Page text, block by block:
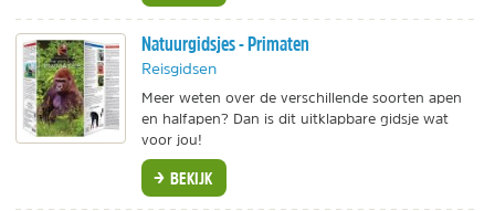
Natuurgidsjes - Primaten
Reisgidsen
Meer weten over de verschillende soorten apen
en halfapen? Dan is dit uitklapbare gidsje wat
voor jou!
BEKIJK